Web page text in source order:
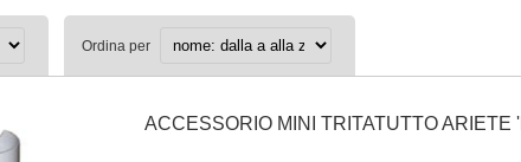
Ordina per
ACCESSORIO MINI TRITATUTTO ARIETE